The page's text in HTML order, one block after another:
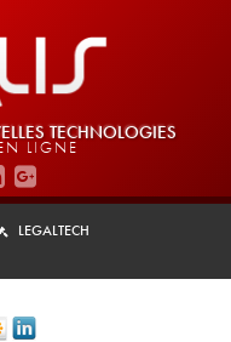
TECHNOLOGIES
LIGNE
LEGALTECH